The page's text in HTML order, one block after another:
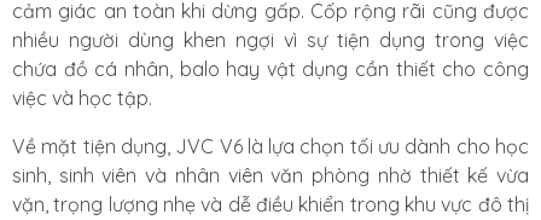
cảm giác an toàn khi dừng gấp. Cốp rộng rãi cũng được
nhiều người dùng khen ngợi vì sự tiện dụng trong việc
chứa đồ cá nhân, balo hay vật dụng cần thiết cho công
việc và học tập.
Về mặt tiện dụng, JVC V6 là lựa chọn tối ưu dành cho học
sinh, sinh viên và nhân viên văn phòng nhờ thiết kế vừa
vặn, trọng lượng nhẹ và dễ điều khiển trong khu vực đô thị